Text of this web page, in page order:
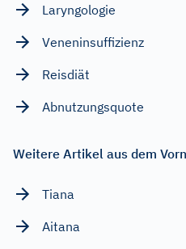
Laryngologie
Veneninsuffizienz
Reisdiät
Abnutzungsquote
Weitere Artikel aus dem
Tiana
Aitana